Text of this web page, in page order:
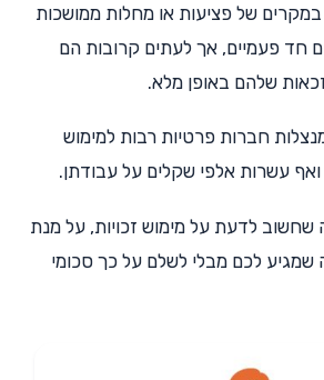
של פציעות או מחלות ממושכות
חד פעמיים, אך לעתים קרובות הם
שלהם באופן מלא.
חברות פרטיות רבות למימוש
ואף עשרות אלפי שקלים על עבודתן.
שחשוב לדעת על מימוש זכויות, על מנת
לכם מבלי לשלם על כך סכומי